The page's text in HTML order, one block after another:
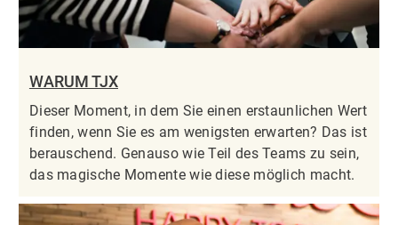
WARUM TJX
Dieser Moment, in dem Sie einen erstaunlichen Wert
finden, wenn Sie es am wenigsten erwarten? Das ist
berauschend. Genauso wie Teil des Teams zu sein,
das magische Momente wie diese möglich macht.